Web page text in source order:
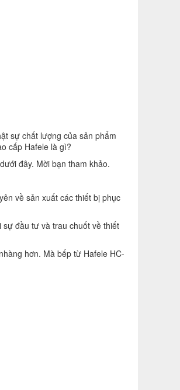
sự chất lượng của sản phẩm
cấp Hafele là gì?
đây. Mời bạn tham khảo.
về sản xuất các thiết bị phục
đầu tư và trau chuốt về thiết
hơn. Mà bếp từ Hafele HC-